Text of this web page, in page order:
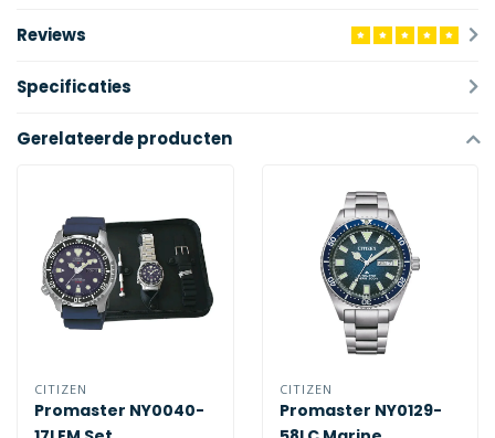
Reviews
Specificaties
Gerelateerde producten
CITIZEN
Promaster NY0040-
CITIZEN
Promaster NY0129-